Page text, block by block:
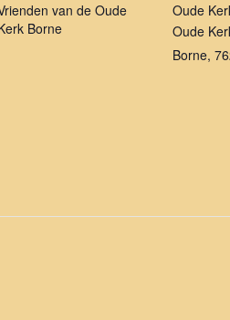
van de Oude
Borne
Oude
Oude
Borne,